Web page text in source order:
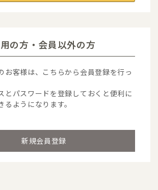
の方・会員以外の方
お客様は、こちらから会員登録を行っ
とパスワードを登録しておくと便利に
るようになります。